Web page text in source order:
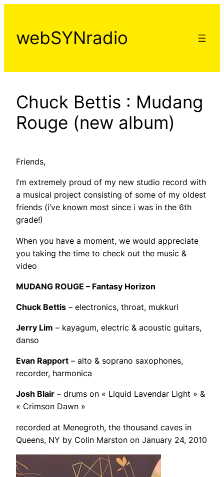
contenu
webSYNradio
Chuck Bettis : Mudang
Rouge (new album)
Friends,
I’m extremely proud of my new studio record with
a musical project consisting of some of my oldest
friends (i’ve known most since i was in the 6th
grade!)
When you have a moment, we would appreciate
you taking the time to check out the music &
video
MUDANG ROUGE – Fantasy Horizon
Chuck Bettis – electronics, throat, mukkuri
Jerry Lim – kayagum, electric & acoustic guitars,
danso
Evan Rapport – alto & soprano saxophones,
recorder, harmonica
Josh Blair – drums on « Liquid Lavendar Light » &
« Crimson Dawn »
recorded at Menegroth, the thousand caves in
Queens, NY by Colin Marston on January 24, 2010